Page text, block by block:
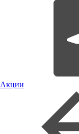
Акции